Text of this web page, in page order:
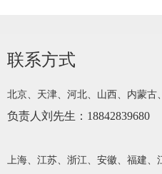
联系方式
北京、天津、河北、山西、内蒙古
负责人刘先生 ：18842839680
上海、江苏、浙江、安徽、福建